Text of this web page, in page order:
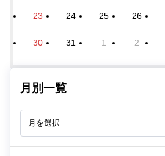
23 24 25 26
30 31 1 2
月別一覧